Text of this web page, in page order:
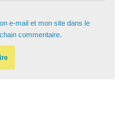
e-mail et mon site dans le
commentaire.